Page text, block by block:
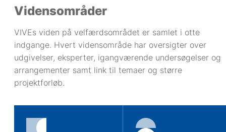
Vidensområder
VIVEs viden på velfærdsområdet er samlet i otte
indgange. Hvert vidensområde har oversigter over
udgivelser, eksperter, igangværende undersøgelser og
arrangementer samt link til temaer og større
projektforløb.